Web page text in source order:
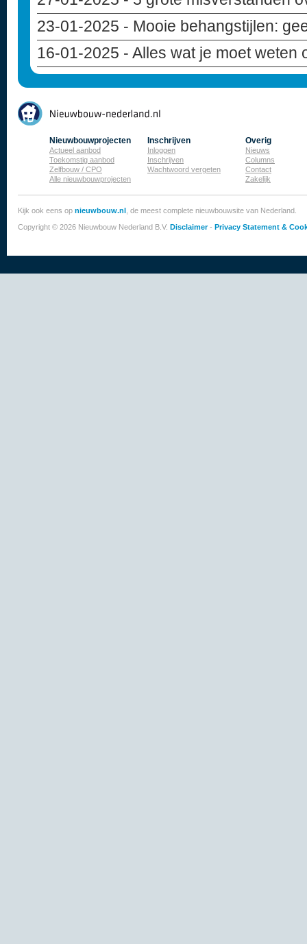
23-01-2025 - Mooie behangstijlen:
16-01-2025 - Alles wat je moet weten
Nieuwbouwprojecten
Actueel aanbod
Toekomstig aanbod
Zelfbouw / CPO
Alle nieuwbouwprojecten
Inschrijven
Inloggen
Inschrijven
Wachtwoord vergeten
Overig
Nieuws
Columns
Contact
Zakelijk
Kijk ook eens op nieuwbouw.nl , de meest complete nieuwbouwsite van Nederland.
Copyright © 2026 Nieuwbouw Nederland B.V. Disclaimer- Privacy Statement &